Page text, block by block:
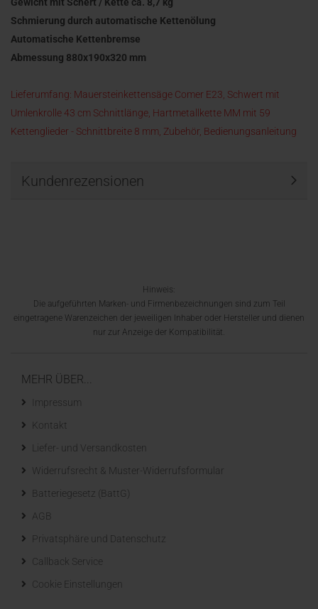
Schmierung durch automatische Kettenölung
​Automatische Kettenbremse
Abmessung 880x190x320 mm
Lieferumfang: Mauersteinkettensäge Comer E23, Schwert mit
Umlenkrolle 43 cm Schnittlänge, Hartmetallkette MM mit 59
Kettenglieder - Schnittbreite 8 mm, Zubehör, Bedienungsanleitung
Kundenrezensionen
Hinweis:
Die aufgeführten Marken- und Firmenbezeichnungen sind zum Teil
eingetragene Warenzeichen der jeweiligen Inhaber oder Hersteller und dienen
nur zur Anzeige der Kompatibilität.
MEHR ÜBER...
Impressum
Kontakt
Liefer- und Versandkosten
Widerrufsrecht & Muster-Widerrufsformular
Batteriegesetz (BattG)
AGB
Privatsphäre und Datenschutz
Callback Service
Cookie Einstellungen